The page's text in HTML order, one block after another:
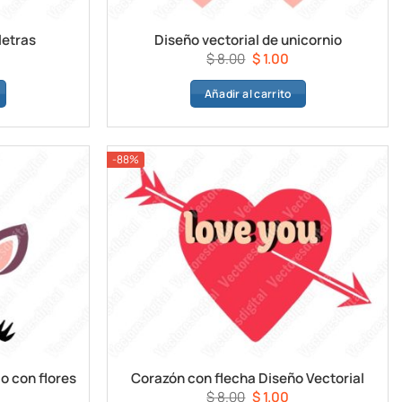
Diseño vectorial de unicornio
$8.00 El
precio
original
$ 8.00.
$1.00
precio
actual
$ 1.00.
Añadir al carrito
con flores
-88%
Corazón con flecha Diseño Vectorial
$8.00 El
$1.00